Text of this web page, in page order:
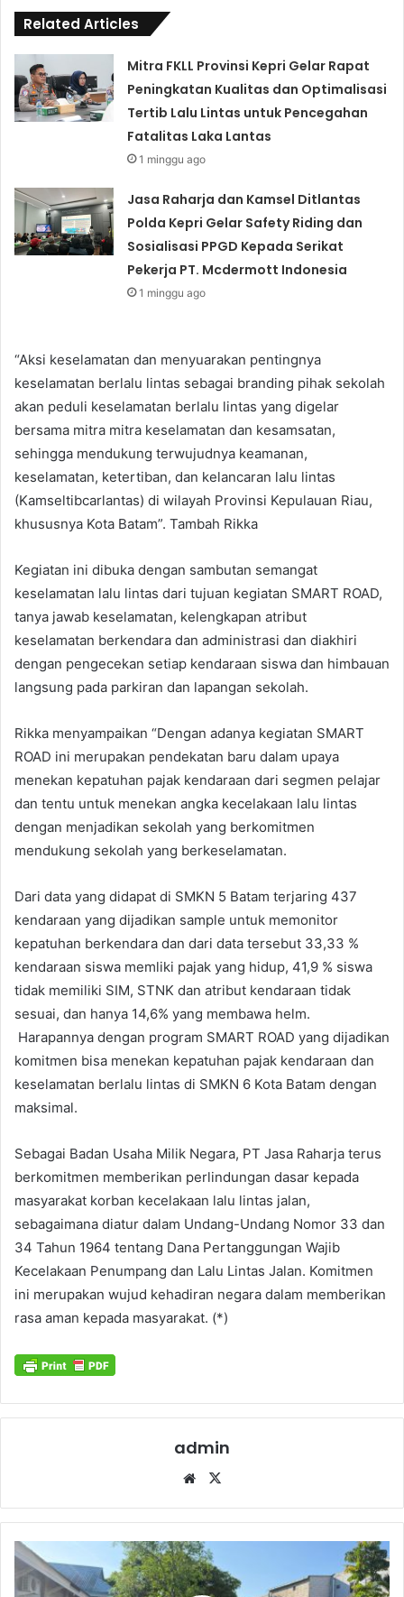
Related Articles
Mitra FKLL Provinsi Kepri Gelar Rapat
Peningkatan Kualitas dan Optimalisasi
Tertib Lalu Lintas untuk Pencegahan
Fatalitas Laka Lantas
1 minggu ago
Jasa Raharja dan Kamsel Ditlantas
Polda Kepri Gelar Safety Riding dan
Sosialisasi PPGD Kepada Serikat
Pekerja PT. Mcdermott Indonesia
1 minggu ago
“Aksi keselamatan dan menyuarakan pentingnya
keselamatan berlalu lintas sebagai branding pihak sekolah
akan peduli keselamatan berlalu lintas yang digelar
bersama mitra mitra keselamatan dan kesamsatan,
sehingga mendukung terwujudnya keamanan,
keselamatan, ketertiban, dan kelancaran lalu lintas
(Kamseltibcarlantas) di wilayah Provinsi Kepulauan Riau,
khususnya Kota Batam”. Tambah Rikka
Kegiatan ini dibuka dengan sambutan semangat
keselamatan lalu lintas dari tujuan kegiatan SMART ROAD,
tanya jawab keselamatan, kelengkapan atribut
keselamatan berkendara dan administrasi dan diakhiri
dengan pengecekan setiap kendaraan siswa dan himbauan
langsung pada parkiran dan lapangan sekolah.
Rikka menyampaikan “Dengan adanya kegiatan SMART
ROAD ini merupakan pendekatan baru dalam upaya
menekan kepatuhan pajak kendaraan dari segmen pelajar
dan tentu untuk menekan angka kecelakaan lalu lintas
dengan menjadikan sekolah yang berkomitmen
mendukung sekolah yang berkeselamatan.
Dari data yang didapat di SMKN 5 Batam terjaring 437
kendaraan yang dijadikan sample untuk memonitor
kepatuhan berkendara dan dari data tersebut 33,33 %
kendaraan siswa memliki pajak yang hidup, 41,9 % siswa
tidak memiliki SIM, STNK dan atribut kendaraan tidak
sesuai, dan hanya 14,6% yang membawa helm.
Harapannya dengan program SMART ROAD yang dijadikan
komitmen bisa menekan kepatuhan pajak kendaraan dan
keselamatan berlalu lintas di SMKN 6 Kota Batam dengan
maksimal.
Sebagai Badan Usaha Milik Negara, PT Jasa Raharja terus
berkomitmen memberikan perlindungan dasar kepada
masyarakat korban kecelakaan lalu lintas jalan,
sebagaimana diatur dalam Undang-Undang Nomor 33 dan
34 Tahun 1964 tentang Dana Pertanggungan Wajib
Kecelakaan Penumpang dan Lalu Lintas Jalan. Komitmen
ini merupakan wujud kehadiran negara dalam memberikan
rasa aman kepada masyarakat. (*)
admin
Website